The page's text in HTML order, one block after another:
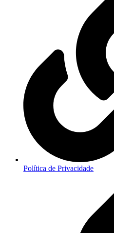
Política de Privacidade